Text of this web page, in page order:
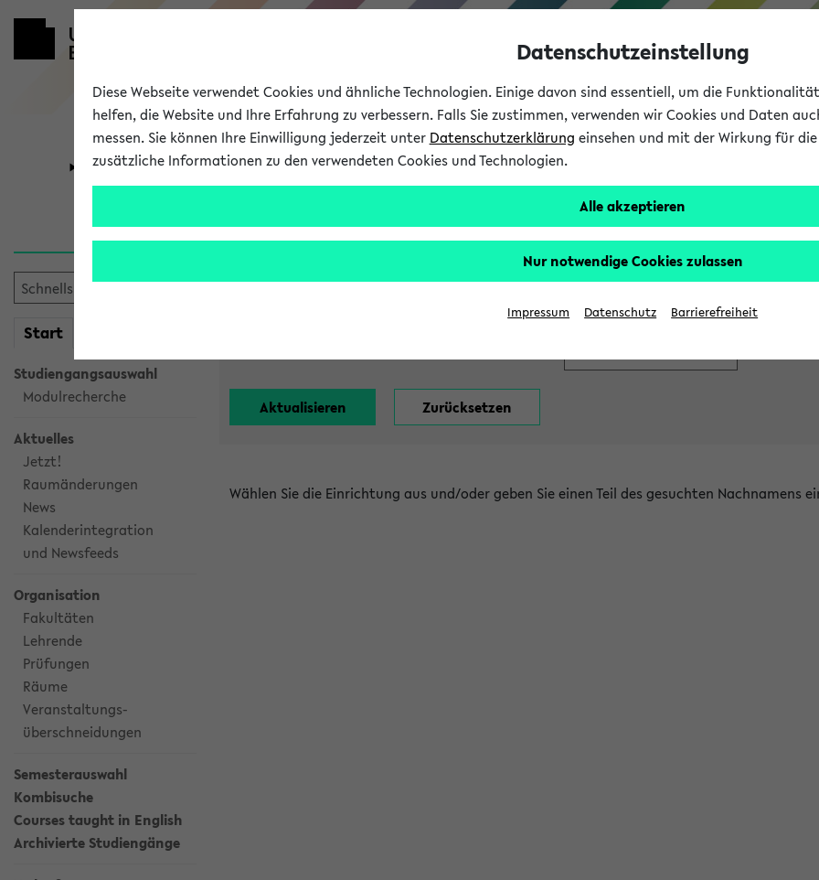
Universität Forschung Studium
Start
Studiengangsauswahl
Modulrecherche
Aktuelles
Jetzt!
Raumänderungen
News
Kalenderintegration
und Newsfeeds
Organisation
Fakultäten
Lehrende
Prüfungen
Räume
Veranstaltungs-
überschneidungen
Semesterauswahl
Kombisuche
Courses taught in English
Archivierte Studiengänge
Alle Lehrenden
Wählen Sie die Einrichtung aus und/oder geben Sie einen Teil des gesuchten Nachnamens
Datenschutzeinstellung
Diese Webseite verwendet Cookies und ähnliche Technologien. Einige davon sind essentiell, um die
helfen, die Website und Ihre Erfahrung zu verbessern. Falls Sie zustimmen, verwenden wir Cookies und Daten
messen. Sie können Ihre Einwilligung jederzeit unter Datenschutzerklärung einsehen und mit der Wirkung für
zusätzliche Informationen zu den verwendeten Cookies und Technologien.
Alle akzeptieren
Nur notwendige Cookies zulassen
Impressum Datenschutz Barrierefreiheit